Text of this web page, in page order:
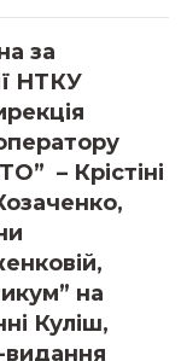
за
НТКУ
– Крістіні
на
Куліш,
видання